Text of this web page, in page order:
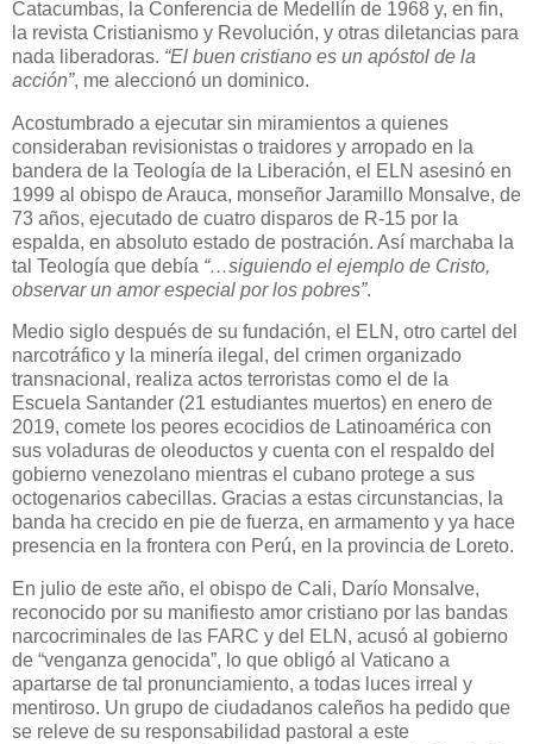
Catacumbas, la Conferencia de Medellín de 1968 y, en fin,
la revista Cristianismo y Revolución, y otras diletancias para
nada liberadoras. “El buen cristiano es un apóstol de la
acción”, me aleccionó un dominico.
Acostumbrado a ejecutar sin miramientos a quienes
consideraban revisionistas o traidores y arropado en la
bandera de la Teología de la Liberación, el ELN asesinó en
1999 al obispo de Arauca, monseñor Jaramillo Monsalve, de
73 años, ejecutado de cuatro disparos de R-15 por la
espalda, en absoluto estado de postración. Así marchaba la
tal Teología que debía “…siguiendo el ejemplo de Cristo,
observar un amor especial por los pobres”.
Medio siglo después de su fundación, el ELN, otro cartel del
narcotráfico y la minería ilegal, del crimen organizado
transnacional, realiza actos terroristas como el de la
Escuela Santander (21 estudiantes muertos) en enero de
2019, comete los peores ecocidios de Latinoamérica con
sus voladuras de oleoductos y cuenta con el respaldo del
gobierno venezolano mientras el cubano protege a sus
octogenarios cabecillas. Gracias a estas circunstancias, la
banda ha crecido en pie de fuerza, en armamento y ya hace
presencia en la frontera con Perú, en la provincia de Loreto.
En julio de este año, el obispo de Cali, Darío Monsalve,
reconocido por su manifiesto amor cristiano por las bandas
narcocriminales de las FARC y del ELN, acusó al gobierno
de “venganza genocida”, lo que obligó al Vaticano a
apartarse de tal pronunciamiento, a todas luces irreal y
mentiroso. Un grupo de ciudadanos caleños ha pedido que
se releve de su responsabilidad pastoral a este